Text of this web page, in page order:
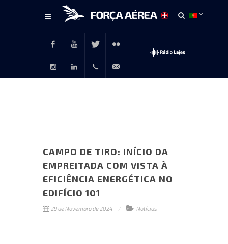
FacebookYoutubeTwitter Flickr
CAMPO DE TIRO: INÍCIO DA
EMPREITADA COM VISTA À
EFICIÊNCIA ENERGÉTICA NO
EDIFÍCIO 101
29 de Novembro de 2024 Notícias